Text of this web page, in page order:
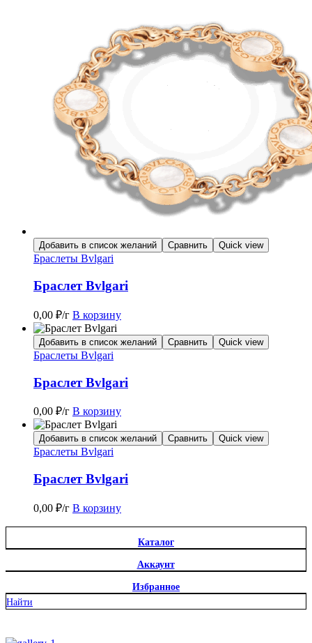
Добавить в список желаний Сравнить Quick view
Браслеты Bvlgari
Браслет Bvlgari
0,00 ₽/г В корзину
Добавить в список желаний Сравнить Quick view
Браслеты Bvlgari
Браслет Bvlgari
0,00 ₽/г В корзину
Добавить в список желаний Сравнить Quick view
Браслеты Bvlgari
Браслет Bvlgari
0,00 ₽/г В корзину
Каталог
Аккаунт
Избранное
Найти